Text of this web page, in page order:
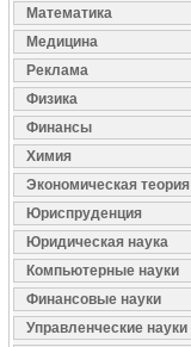
Математика
Медицина
Реклама
Физика
Финансы
Химия
Экономическая теория
Юриспруденция
Юридическая наука
Компьютерные науки
Финансовые науки
Управленческие науки